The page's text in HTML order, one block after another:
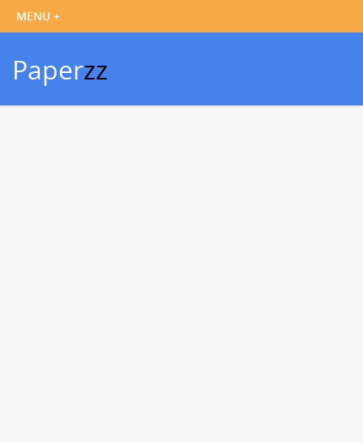
Paperzz